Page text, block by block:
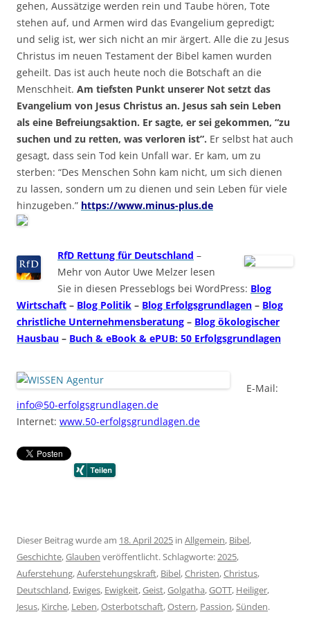
gehen, Aussätzige werden rein und Taube hören, Tote
stehen auf, und Armen wird das Evangelium gepredigt;
und selig ist, wer sich nicht an mir ärgert. Alle die zu Jesus
Christus im neuen Testament der Bibel kamen wurden
geheilt. Das ist auch heute noch die Botschaft an die
Menschheit. Am tiefsten Punkt unserer Not setzt das
Evangelium von Jesus Christus an. Jesus sah sein Leben
als eine Befreiungsaktion. Er sagte, er sei gekommen, “zu
suchen und zu retten, was verloren ist”. Er selbst hat auch
gesagt, dass sein Tod kein Unfall war. Er kam, um zu
sterben: “Des Menschen Sohn kam nicht, um sich dienen
zu lassen, sondern um zu dienen und sein Leben für viele
hinzugeben.” https://www.minus-plus.de
RfD Rettung für Deutschland –
Mehr von Autor Uwe Melzer lesen
Sie in diesen Presseblogs bei WordPress: Blog
Wirtschaft – Blog Politik – Blog Erfolgsgrundlagen – Blog
christliche Unternehmensberatung – Blog ökologischer
Hausbau – Buch & eBook & ePUB: 50 Erfolgsgrundlagen
E-Mail:
info@50-erfolgsgrundlagen.de
Internet: www.50-erfolgsgrundlagen.de
Dieser Beitrag wurde am 18. April 2025 in Allgemein, Bibel,
Geschichte,Glauben veröffentlicht. Schlagworte:2025,
Auferstehung,Auferstehungskraft, Bibel,Christen,Christus,
Deutschland, Ewiges, Ewigkeit,Geist,Golgatha,GOTT, Heiliger,
Jesus, Kirche, Leben,Osterbotschaft,Ostern, Passion,Sünden.